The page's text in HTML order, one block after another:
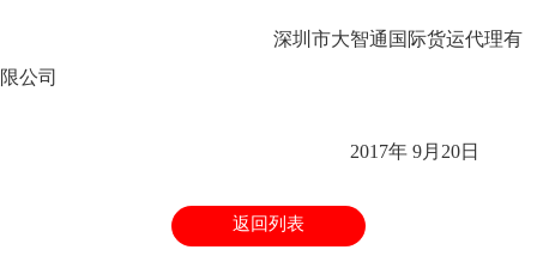
深圳市大智通国际货运代理有
限公司
2017年 9月20日
返回列表